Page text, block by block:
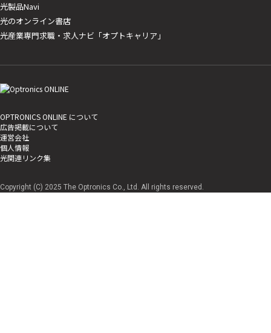
光製品Navi
光のオンライン書店
光産業専門求職・求人ナビ「オプトキャリア」
OPTRONICS ONLINE について
広告掲載について
運営会社
個人情報
光関連リンク集
Copyright (C) 2025 The Optronics Co., Ltd. All rights reserved.